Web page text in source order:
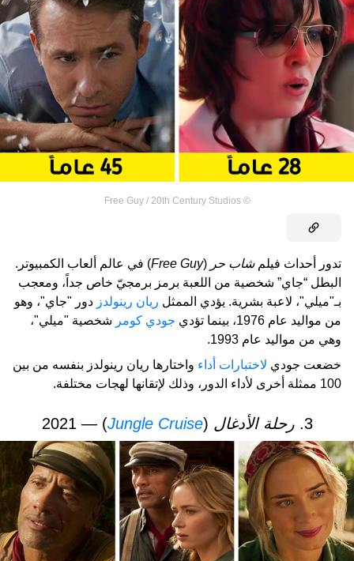
©
Free Guy / 20th Century Studios
تدور أحداث فيلمشاب حر (
Free Guy) في عالم ألعاب الكمبيوتر.
البطل “جاي” شخصية من اللعبة برمز برمجيّ خاص جداً، ومعجب
بـ"ميلي"، لاعبة بشرية. يؤدي الممثل ريان رينولدز دور "جاي"، وهو
من مواليد عام 1976، بينما تؤدي
جودي كومر شخصية "ميلي"،
وهي من مواليد عام 1993.
خضعت جودي لاختبارات أداء واختارها ريان رينولدز بنفسه من بين
100 ممثلة أخرى لأداء الدور، وذلك لإتقانها لهجات مختلفة.
3. رحلة الأدغال (
Jungle Cruise
) — 2021